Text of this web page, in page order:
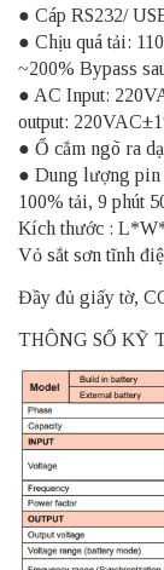
● Cáp RS232/
● Chịu quá tải:
~200% Bypass
● AC Input:
output:
● Ổ cắm ngõ ra
● Dung lượng
100% tải, 9 phút
Kích thước :
Vỏ sắt sơn tĩnh
Đầy đủ giấy tờ,
THÔNG SỐ KỸ